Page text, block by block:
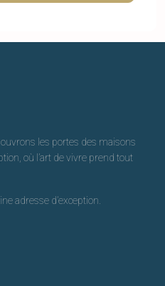
les portes des maisons
où l’art de vivre prend tout
adresse d’exception.